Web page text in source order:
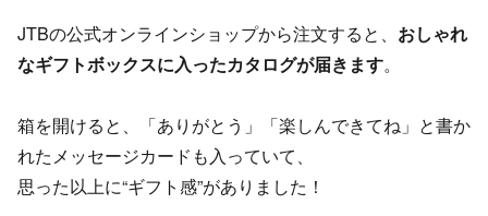
JTBの公式オンラインショップから注文すると、 おしゃれ
なギフトボックスに入ったカタログが届きます。
箱を開けると、「ありがとう」「楽しんできてね」と書か
れたメッセージカードも入っていて、
思った以上に“ギフト感”がありました！